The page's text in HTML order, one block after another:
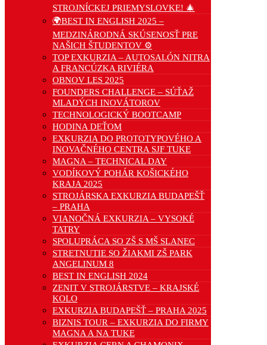
STROJNÍCKEJ PRIEMYSLOVKE! 🎄
🌍BEST IN ENGLISH 2025 –
MEDZINÁRODNÁ SKÚSENOSŤ PRE
NAŠICH ŠTUDENTOV ⚙️
TOP EXKURZIA – AUTOSALÓN NITRA
A FRANCÚZKA RIVIÉRA
OBNOV LES 2025
FOUNDERS CHALLENGE – SÚŤAŽ
MLADÝCH INOVÁTOROV
TECHNOLOGICKÝ BOOTCAMP
HODINA DEŤOM
EXKURZIA DO PROTOTYPOVÉHO A
INOVAČNÉHO CENTRA SJF TUKE
MAGNA – TECHNICAL DAY
VODÍKOVÝ POHÁR KOŠICKÉHO
KRAJA 2025
STROJÁRSKA EXKURZIA BUDAPEŠŤ
– PRAHA
VIANOČNÁ EXKURZIA – VYSOKÉ
TATRY
SPOLUPRÁCA SO ZŠ S MŠ SLANEC
STRETNUTIE SO ŽIAKMI ZŠ PARK
ANGELINUM 8
BEST IN ENGLISH 2024
ZENIT V STROJÁRSTVE – KRAJSKÉ
KOLO
EXKURZIA BUDAPEŠŤ – PRAHA 2025
BIZNIS TOUR – EXKURZIA DO FIRMY
MAGNA A NA TUKE